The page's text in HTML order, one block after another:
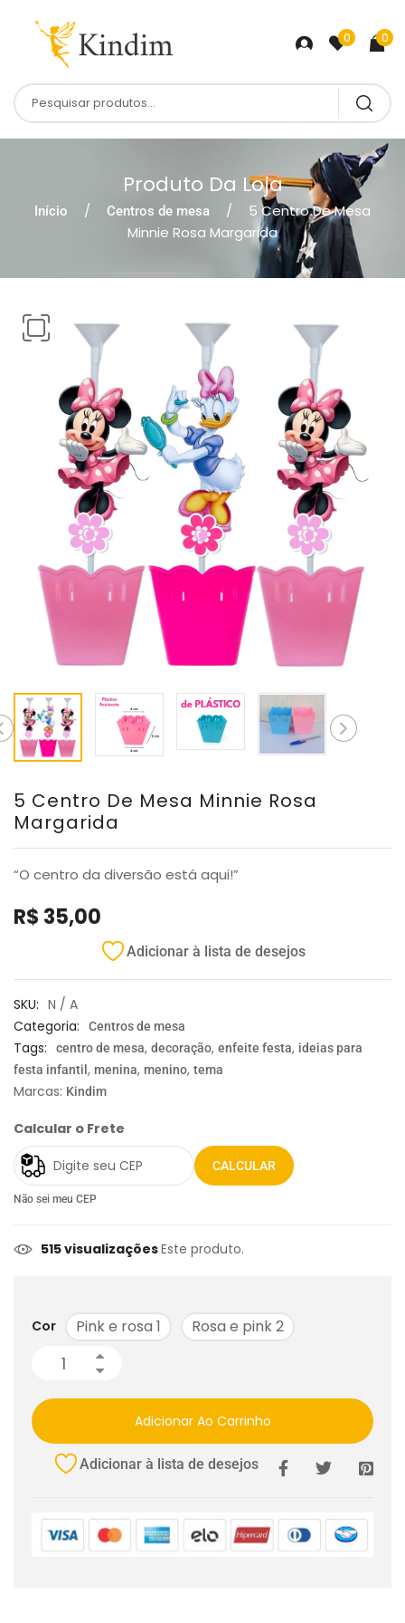
0 0
Produto Da Loja
Início Centros de mesa
5 Centro De Mesa
Minnie Rosa Margarida
5 Centro De Mesa Minnie Rosa
Margarida
“O centro da diversão está aqui!”
R$ 35,00
Adicionar à lista de desejos
SKU: N / A
Categoria:
Centros de mesa
Tags: centro de mesa, decoração, enfeite festa, ideias para
festa infantil , menina, menino, tema
Marcas: Kindim
Calcular o Frete
CALCULAR
Não sei meu CEP
515 visualizaçõesEste produto.
Cor Pink e rosa 1 Rosa e pink 2
Adicionar Ao Carrinho
Adicionar à lista de desejos